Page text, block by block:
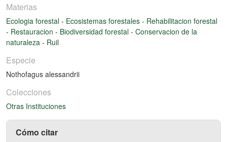
Materias
Ecologia forestal - Ecosistemas forestales - Rehabilitacion forestal
- Restauracion - Biodiversidad forestal - Conservacion de la
naturaleza - Ruil
Especie
Nothofagus alessandrii
Colecciones
Otras Instituciones
Cómo citar